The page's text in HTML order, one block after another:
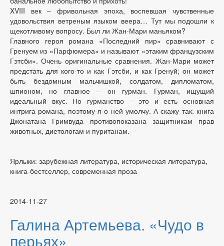
XVIII век – фривольная эпоха, воспевшая чувственные
удовольствия ветреным языком веера… Тут мы подошли к
щекотливому вопросу. Был ли Жан-Мари маньяком?
Главного героя романа «Последний пир» сравнивают с
Гренуем из «Парфюмера» и называют «этаким французским
Гэтсби». Очень оригинальные сравнения. Жан-Мари может
предстать для кого-то и как Гэтсби, и как Гренуй; он может
быть бездомным мальчишкой, солдатом, дипломатом,
шпионом, но главное – он гурман. Гурман, ищущий
идеальный вкус. Но гурманство – это и есть основная
интрига романа, поэтому я о ней умолчу. А скажу так: книга
Джонатана Гримвуда противопоказана защитникам прав
животных, диетологам и пуританам.
Ярлыки: зарубежная литература, историческая литература,
книга-бестселлер, современная проза
2014-11-27
Галина Артемьева. «Чудо в
перьях»